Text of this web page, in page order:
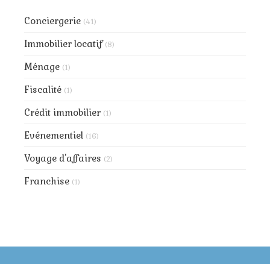
Conciergerie (41)
Immobilier locatif (8)
Ménage (1)
Fiscalité (1)
Crédit immobilier (1)
Evénementiel (16)
Voyage d'affaires (2)
Franchise (1)